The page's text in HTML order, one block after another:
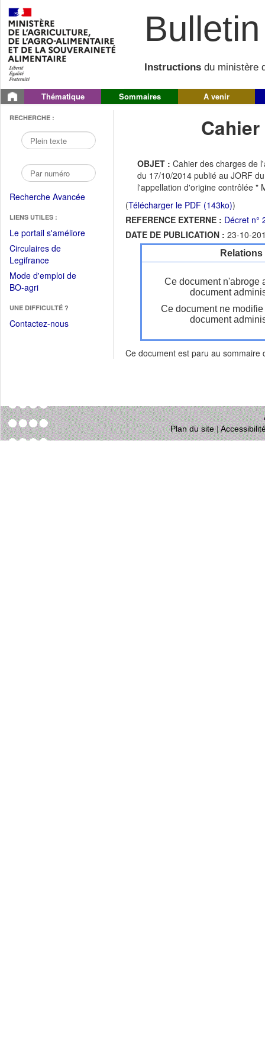
Instructions du ministère
Thématique Sommaires A venir
RECHERCHE :
Recherche Avancée
LIENS UTILES :
Le portail s'améliore(Fichier
Circulaires de
Legifrance(Ouvrir
dans
une
fenêtre)
Mode d'emploi de
BO-agri(Ouvrir
une
nouvelle
UNE DIFFICULTÉ ?
Contactez-nous
OBJET : Cahier des charges de
du 17/10/2014 publié au JORF
l'appellation d'origine contrôlée "
(Télécharger le PDF (143ko))
REFERENCE EXTERNE : Décret n°
DATE DE PUBLICATION : 23-10-
Ce document n'abroge
document
Ce document ne
document
Ce document est paru au sommaire
Plan du site|